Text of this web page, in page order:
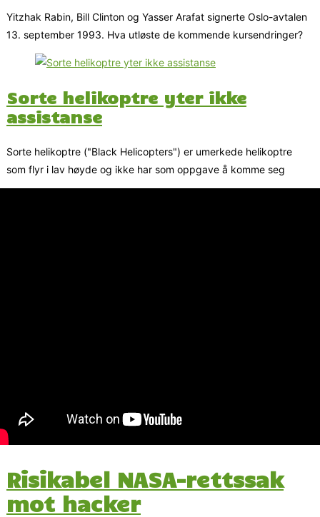
Yitzhak Rabin, Bill Clinton og Yasser Arafat signerte Oslo-avtalen
13. september 1993. Hva utløste de kommende kursendringer?
Sorte helikoptre yter ikke
assistanse
Sorte helikoptre ("Black Helicopters") er umerkede helikoptre
som flyr i lav høyde og ikke har som oppgave å komme seg
Risikabel NASA-rettssak
mot hacker